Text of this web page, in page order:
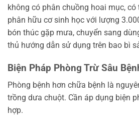
không có phân chuồng hoai mục, có
phân hữu cơ sinh học với lượng
bón thúc gặp mưa, chuyển sang
thủ hướng dẫn sử dụng trên bao bì
Biện Pháp Phòng Trừ Sâu
Phòng bệnh hơn chữa bệnh là
trồng dưa chuột. Cần áp dụng biện
hợp.